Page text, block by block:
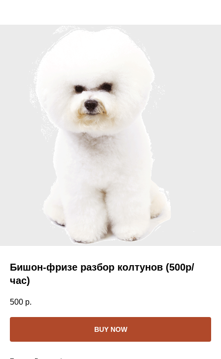
Бишон-фризе разбор колтунов (500р/
час)
500 р.
BUY NOW